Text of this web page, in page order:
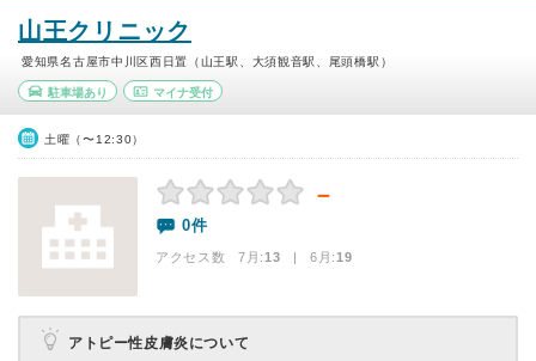
山王クリニック
愛知県名古屋市中川区西日置（山王駅、大須観音駅、尾頭橋駅）
駐車場あり マイナ受付
土曜（〜12:30）
－
0件
アクセス数 7月:13 | 6月:19
アトピー性皮膚炎について